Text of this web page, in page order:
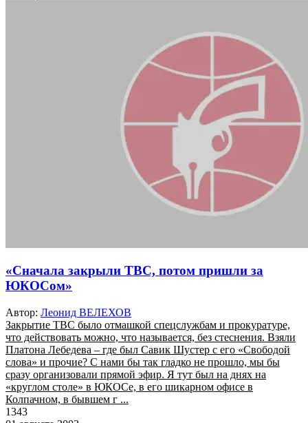
«Сначала закрыли ТВС, потом пришли за
ЮКОСом»
Автор: Леонид ВЕЛЕХОВ
Закрытие ТВС было отмашкой спецслужбам и прокуратуре,
что действовать можно, что называется, без стеснения. Взяли
Платона Лебедева – где был Савик Шустер с его «Свободой
слова» и прочие? С нами бы так гладко не прошло, мы бы
сразу организовали прямой эфир. Я тут был на днях на
«круглом столе» в ЮКОСе, в его шикарном офисе в
Колпачном, в бывшем г ...
1343